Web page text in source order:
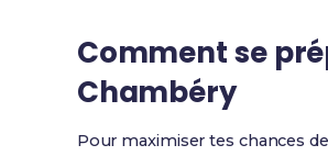
Comment se
Chambéry
Pour maximiser tes chances